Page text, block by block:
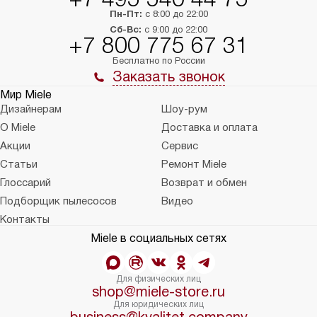
Пн-Пт: с 8:00 до 22:00
Сб-Вс: с 9:00 до 22:00
+7 800 775 67 31
Бесплатно по России
Заказать звонок
Мир Miele
Дизайнерам
Шоу-рум
О Miele
Доставка и оплата
Акции
Сервис
Статьи
Ремонт Miele
Глоссарий
Возврат и обмен
Подборщик пылесосов
Видео
Контакты
Miele в социальных сетях
Для физических лиц
shop@miele-store.ru
Для юридических лиц